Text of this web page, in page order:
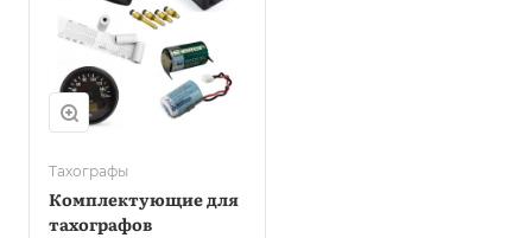
Тахографы
Комплектующие для
тахографов